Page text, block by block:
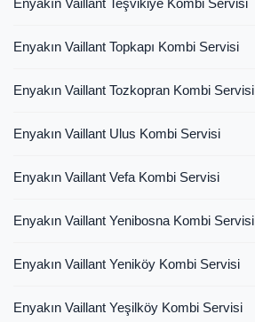
Enyakın Vaillant Teşvikiye Kombi Servisi
Enyakın Vaillant Topkapı Kombi Servisi
Enyakın Vaillant Tozkopran Kombi Servisi
Enyakın Vaillant Ulus Kombi Servisi
Enyakın Vaillant Vefa Kombi Servisi
Enyakın Vaillant Yenibosna Kombi Servisi
Enyakın Vaillant Yeniköy Kombi Servisi
Enyakın Vaillant Yeşilköy Kombi Servisi